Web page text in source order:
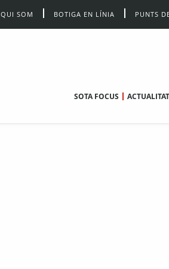
QUI SOM BOTIGA EN LÍNIA PUNTS
SOTA FOCUS ACTUALITAT